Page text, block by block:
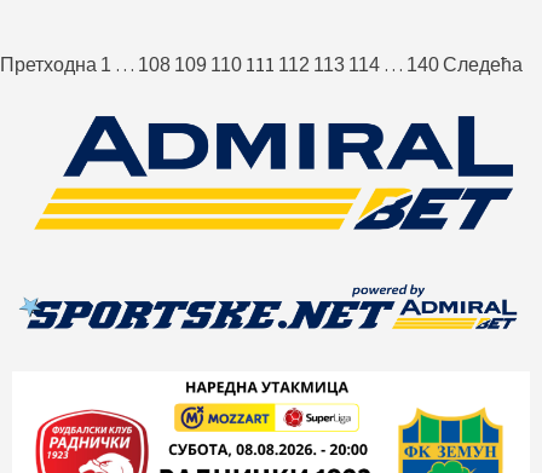
Пагинација
чланака
Претходна 1 … 108 109 110 111 112 113 114 … 140Следећа